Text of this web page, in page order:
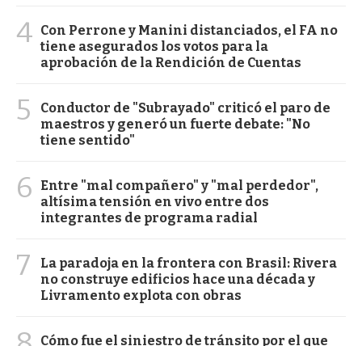
4 Con Perrone y Manini distanciados, el FA no
tiene asegurados los votos para la
aprobación de la Rendición de Cuentas
5
Conductor de "Subrayado" criticó el paro de
maestros y generó un fuerte debate: "No
tiene sentido"
6
Entre "mal compañero" y "mal perdedor",
altísima tensión en vivo entre dos
integrantes de programa radial
7
La paradoja en la frontera con Brasil: Rivera
no construye edificios hace una década y
Livramento explota con obras
Cómo fue el siniestro de tránsito por el que